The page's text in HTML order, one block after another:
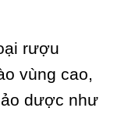
rượu
vùng cao,
dược như